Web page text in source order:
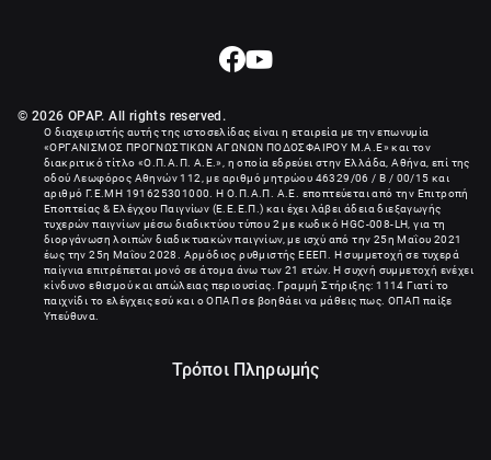
© 2026 OPAP. All rights reserved.
Ο διαχειριστής αυτής της ιστοσελίδας είναι η εταιρεία με την επωνυμία
«ΟΡΓΑΝΙΣΜΟΣ ΠΡΟΓΝΩΣΤΙΚΩΝ ΑΓΩΝΩΝ ΠΟΔΟΣΦΑΙΡΟΥ Μ.Α.Ε» και τον
διακριτικό τίτλο «Ο.Π.Α.Π. Α.Ε.», η οποία εδρεύει στην Ελλάδα, Αθήνα, επί της
οδού Λεωφόρος Αθηνών 112, με αριθμό μητρώου 46329/06 / B / 00/15 και
αριθμό Γ.Ε.ΜΗ 191625301000
. Η Ο.Π.Α.Π. Α.Ε. εποπτεύεται από την Επιτροπή
Εποπτείας & Ελέγχου Παιγνίων (Ε.Ε.Ε.Π.) και έχει λάβει άδεια διεξαγωγής
τυχερών παιγνίων μέσω διαδικτύου τύπου 2 με κωδικό HGC-008-LH, για τη
διοργάνωση λοιπών διαδικτυακών παιγνίων, με ισχύ από την 25η Μαΐου 2021
έως την 25η Μαΐου 2028. Αρμόδιος ρυθμιστής ΕΕΕΠ. Η συμμετοχή σε τυχερά
παίγνια επιτρέπεται μονό σε άτομα άνω των 21 ετών. Η συχνή συμμετοχή ενέχει
κίνδυνο εθισμού και απώλειας περιουσίας. Γραμμή Στήριξης: 1114 Γιατί το
παιχνίδι το ελέγχεις εσύ και ο ΟΠΑΠ σε βοηθάει να μάθεις πως. ΟΠΑΠ παίξε
Υπεύθυνα.
Τρόποι Πληρωμής